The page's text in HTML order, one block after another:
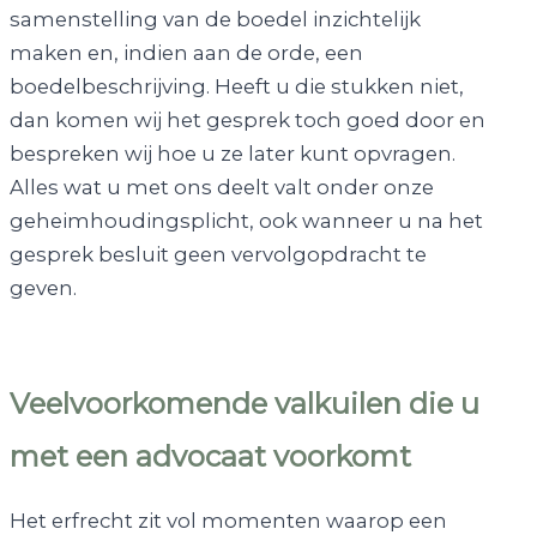
samenstelling van de boedel inzichtelijk
maken en, indien aan de orde, een
boedelbeschrijving. Heeft u die stukken niet,
dan komen wij het gesprek toch goed door en
bespreken wij hoe u ze later kunt opvragen.
Alles wat u met ons deelt valt onder onze
geheimhoudingsplicht, ook wanneer u na het
gesprek besluit geen vervolgopdracht te
geven.
Veelvoorkomende valkuilen die u
met een advocaat voorkomt
Het erfrecht zit vol momenten waarop een